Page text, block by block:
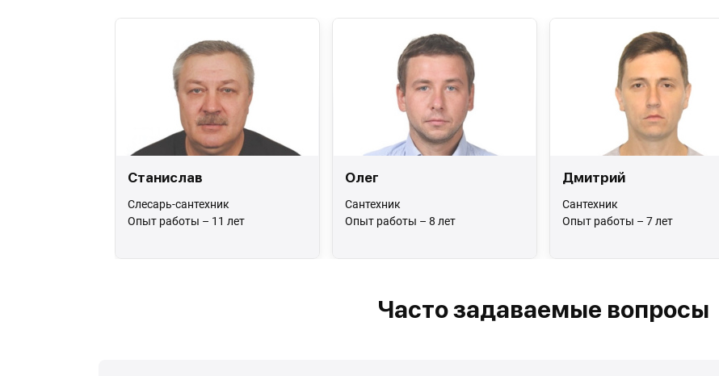
Станислав
Слесарь-сантехник
Опыт работы – 11 лет
Олег
Сантехник
Опыт работы – 8 лет
Дмитрий
Сантехник
Опыт работы – 7 лет
Часто задаваемые вопросы